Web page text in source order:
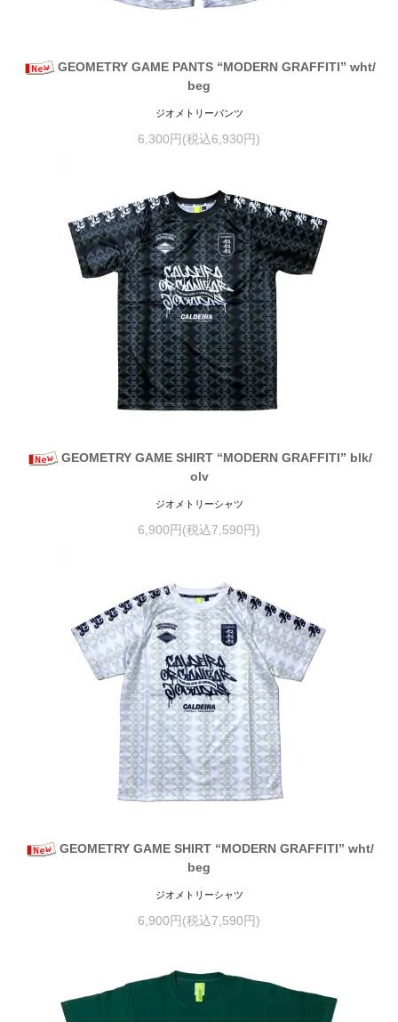
GEOMETRY GAME PANTS “MODERN GRAFFITI” wht/
beg
ジオメトリーパンツ
6,300円(税込6,930円)
GEOMETRY GAME SHIRT “MODERN GRAFFITI” blk/
olv
ジオメトリーシャツ
6,900円(税込7,590円)
GEOMETRY GAME SHIRT “MODERN GRAFFITI” wht/
beg
ジオメトリーシャツ
6,900円(税込7,590円)